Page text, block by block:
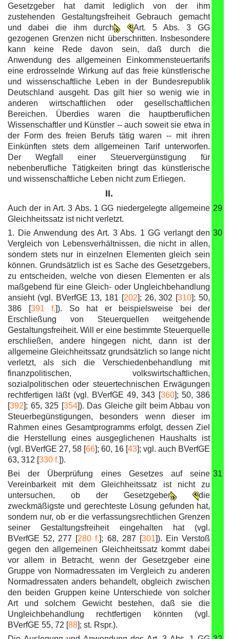
Gesetzgeber hat damit lediglich von der ihm
zustehenden Gestaltungsfreiheit Gebrauch gemacht
und dabei die ihm durch
Art. 5 Abs. 3 GG
gezogenen Grenzen nicht überschritten. Insbesondere
kann keine Rede davon sein, daß durch die
Anwendung des allgemeinen Einkommensteuertarifs
eine erdrosselnde Wirkung auf das freie künstlerische
und wissenschaftliche Leben in der Bundesrepublik
Deutschland ausgeht. Das gilt hier so wenig wie in
anderen wirtschaftlichen oder gesellschaftlichen
Bereichen. Überdies waren die hauptberuflichen
Wissenschaftler und Künstler -- auch soweit sie etwa in
der Form des freien Berufs tätig waren -- mit ihren
Einkünften stets dem allgemeinen Tarif unterworfen.
Der Wegfall einer Steuervergünstigung für
nebenberufliche Tätigkeiten bringt das künstlerische
und wissenschaftliche Leben nicht zum Erliegen.
II.
Auch der in Art. 3 Abs. 1 GG niedergelegte allgemeine
Gleichheitssatz ist nicht verletzt.
29
1. Die Anwendung des Art. 3 Abs. 1 GG verlangt den
Vergleich von Lebensverhältnissen, die nicht in allen,
sondern stets nur in einzelnen Elementen gleich sein
können. Grundsätzlich ist es Sache des Gesetzgebers,
zu entscheiden, welche von diesen Elementen er als
maßgebend für eine Gleich- oder Ungleichbehandlung
ansieht (vgl. BVerfGE 13, 181 [202]; 26, 302 [310]; 50,
386 [391 f.]). So hat er beispielsweise bei der
Erschließung von Steuerquellen weitgehende
Gestaltungsfreiheit. Will er eine bestimmte Steuerquelle
erschließen, andere hingegen nicht, dann ist der
allgemeine Gleichheitssatz grundsätzlich so lange nicht
verletzt, als sich die Verschiedenbehandlung mit
finanzpolitischen, volkswirtschaftlichen,
sozialpolitischen oder steuertechnischen Erwägungen
rechtfertigen läßt (vgl. BVerfGE 49, 343 [360]; 50, 386
[392]; 65, 325 [354]). Das Gleiche gilt beim Abbau von
Steuerbegünstigungen, besonders wenn dieser im
Rahmen eines Gesamtprogramms erfolgt, dessen Ziel
die Herstellung eines ausgeglichenen Haushalts ist
(vgl. BVerfGE 27, 58 [66]; 60, 16 [43]; vgl. auch BVerfGE
63, 312 [330 f.]).
30
Bei der Überprüfung eines Gesetzes auf seine
Vereinbarkeit mit dem Gleichheitssatz ist nicht zu
untersuchen, ob der Gesetzgeber
die
zweckmäßigste und gerechteste Lösung gefunden hat,
sondern nur, ob er die verfassungsrechtlichen Grenzen
seiner Gestaltungsfreiheit eingehalten hat (vgl.
BVerfGE 52, 277 [280 f.]; 68, 287 [301]). Ein Verstoß
gegen den allgemeinen Gleichheitssatz kommt dabei
vor allem in Betracht, wenn der Gesetzgeber eine
Gruppe von Normadressaten im Vergleich zu anderen
Normadressaten anders behandelt, obgleich zwischen
den beiden Gruppen keine Unterschiede von solcher
Art und solchem Gewicht bestehen, daß sie die
Ungleichbehandlung rechtfertigen könnten (vgl.
BVerfGE 55, 72 [88]; st. Rspr.).
31